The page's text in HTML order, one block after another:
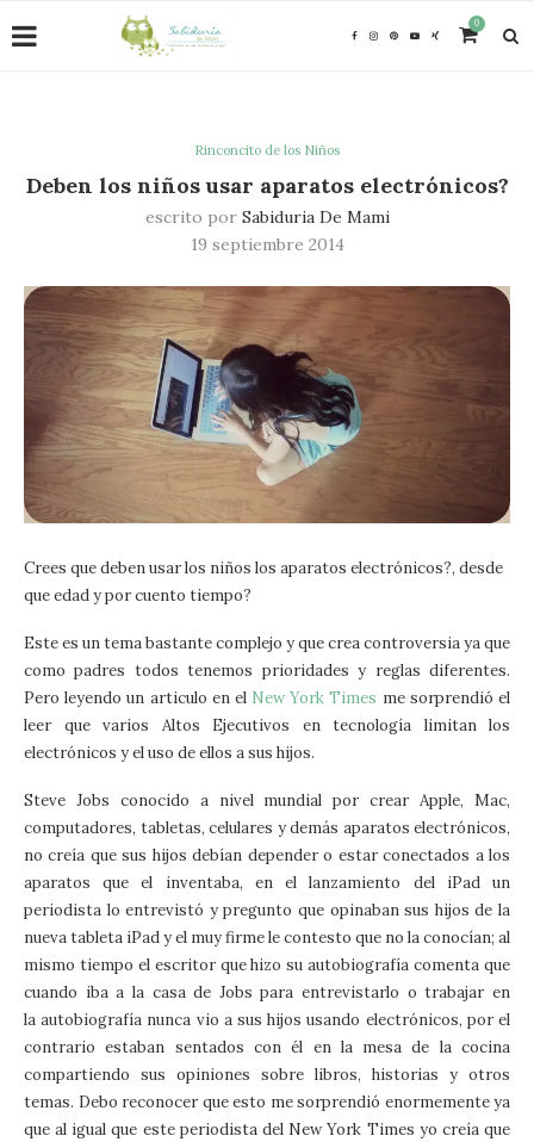
0
Rinconcito de los Niños
Deben los niños usar aparatos electrónicos?
escrito por Sabiduria De Mami
19 septiembre 2014
Crees que deben usar los niños los aparatos electrónicos?, desde
que edad y por cuento tiempo?
Este es un tema bastante complejo y que crea controversia ya que
como padres todos tenemos prioridades y reglas diferentes.
Pero leyendo un articulo en el New York Times me sorprendió el
leer que varios Altos Ejecutivos en tecnología limitan los
electrónicos y el uso de ellos a sus hijos.
Steve Jobs conocido a nivel mundial por crear Apple, Mac,
computadores, tabletas, celulares y demás aparatos electrónicos,
no creía que sus hijos debían depender o estar conectados a los
aparatos que el inventaba, en el lanzamiento del iPad un
periodista lo entrevistó y pregunto que opinaban sus hijos de la
nueva tableta iPad y el muy firme le contesto que no la conocían; al
mismo tiempo el escritor que hizo su autobiografía comenta que
cuando iba a la casa de Jobs para entrevistarlo o trabajar en
la autobiografía nunca vio a sus hijos usando electrónicos, por el
contrario estaban sentados con él en la mesa de la cocina
compartiendo sus opiniones sobre libros, historias y otros
temas. Debo reconocer que esto me sorprendió enormemente ya
que al igual que este periodista del New York Times yo creía que